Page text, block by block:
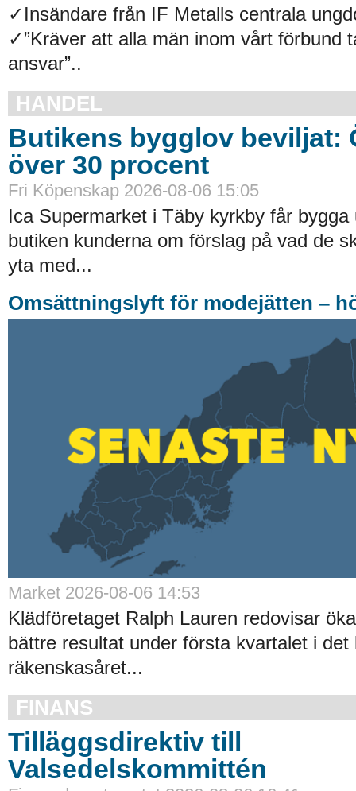
✓Insändare från IF Metalls centrala
✓”Kräver att alla män inom vårt förbund
ansvar”..
HANDEL
Butikens bygglov beviljat:
över 30 procent
Fri Köpenskap 2026-08-06 15:05
Ica Supermarket i Täby kyrkby får bygga
butiken kunderna om förslag på vad de
yta med...
Omsättningslyft för modejätten –
Market 2026-08-06 14:53
Klädföretaget Ralph Lauren redovisar
bättre resultat under första kvartalet i det
räkenskasåret...
FINANS
Tilläggsdirektiv till
Valsedelskommittén